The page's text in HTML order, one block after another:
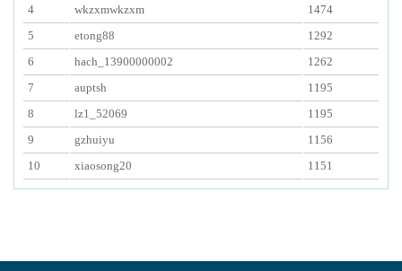
4
wkzxmwkzxm
1474
5
etong88
1292
6
hach_13900000002
1262
7
auptsh
1195
8
lz1_52069
1195
9
gzhuiyu
1156
10
xiaosong20 1151